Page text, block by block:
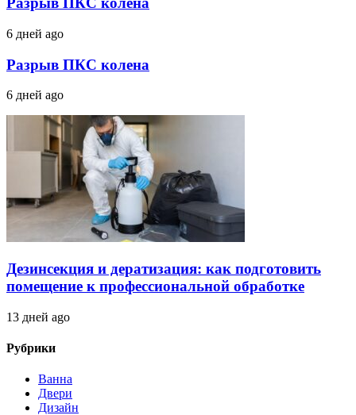
6 дней ago
Разрыв ПКС колена
6 дней ago
Дезинсекция и дератизация: как подготовить
помещение к профессиональной обработке
13 дней ago
Рубрики
Ванна
Двери
Дизайн